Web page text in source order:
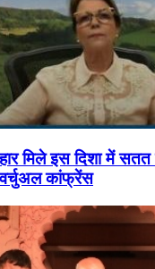
मिले इस दिशा में सतत
कांफ्रेंस